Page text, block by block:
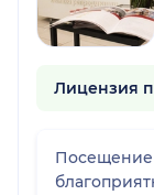
Лицензия
Посещение